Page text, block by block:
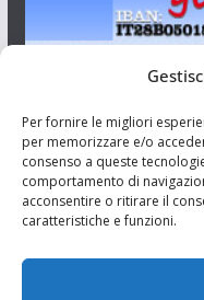
Per fornire le migliori
per memorizzare e/o
consenso a queste
comportamento di
acconsentire o ritirare il
caratteristiche e funzioni.
Aut. del tribunale di
Resp. Riccardo Orioles.
Associazione Culturale I